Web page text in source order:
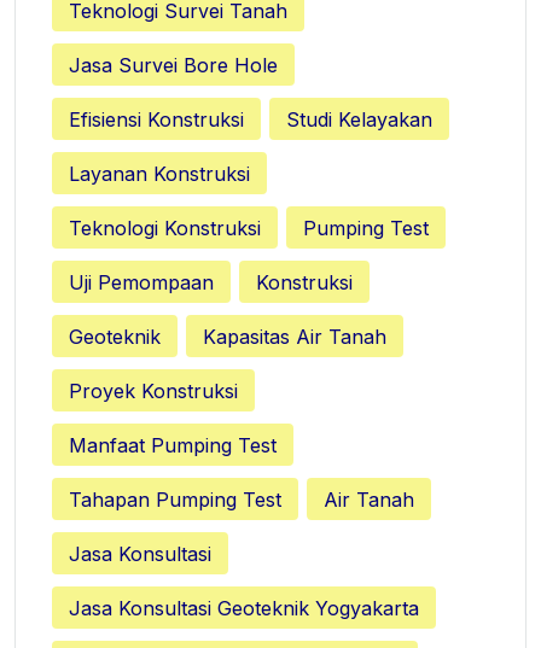
Teknologi Survei Tanah
Jasa Survei Bore Hole
Efisiensi Konstruksi Studi Kelayakan
Layanan Konstruksi
Teknologi Konstruksi Pumping Test
Uji Pemompaan Konstruksi
Geoteknik Kapasitas Air Tanah
Proyek Konstruksi
Manfaat Pumping Test
Tahapan Pumping Test Air Tanah
Jasa Konsultasi
Jasa Konsultasi Geoteknik Yogyakarta